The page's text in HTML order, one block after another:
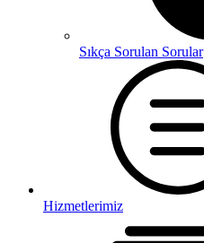
Sıkça Sorulan Sorular
Hizmetlerimiz